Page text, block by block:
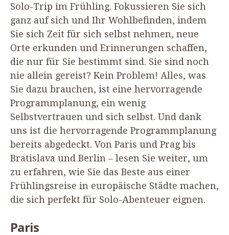
Solo-Trip im Frühling. Fokussieren Sie sich
ganz auf sich und Ihr Wohlbefinden, indem
Sie sich Zeit für sich selbst nehmen, neue
Orte erkunden und Erinnerungen schaffen,
die nur für Sie bestimmt sind. Sie sind noch
nie allein gereist? Kein Problem! Alles, was
Sie dazu brauchen, ist eine hervorragende
Programmplanung, ein wenig
Selbstvertrauen und sich selbst. Und dank
uns ist die hervorragende Programmplanung
bereits abgedeckt. Von Paris und Prag bis
Bratislava und Berlin – lesen Sie weiter, um
zu erfahren, wie Sie das Beste aus einer
Frühlingsreise in europäische Städte machen,
die sich perfekt für Solo-Abenteuer eignen.
Paris